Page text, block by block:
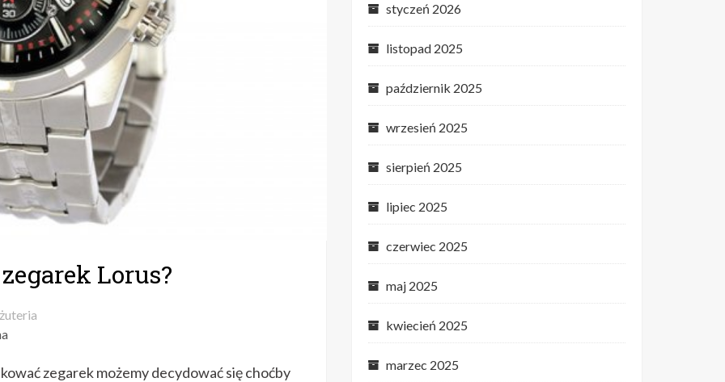
Lorus?
zegarek możemy decydować się choćby
styczeń 2026
listopad 2025
październik 2025
wrzesień 2025
sierpień 2025
lipiec 2025
czerwiec 2025
maj 2025
kwiecień 2025
marzec 2025